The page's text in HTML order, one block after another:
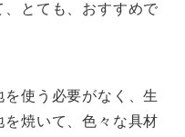
とても、おすすめで
使う必要がなく、生
焼いて、色々な具材